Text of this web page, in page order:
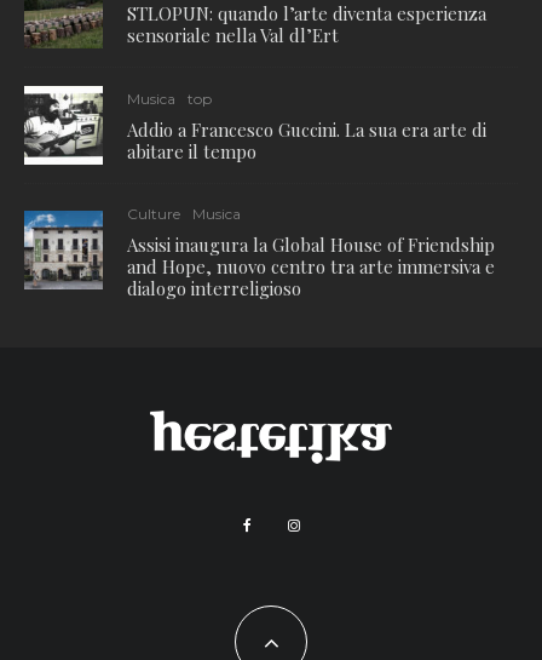
STLOPUN: quando l’arte diventa esperienza
sensoriale nella Val dl’Ert
Musica top
Addio a Francesco Guccini. La sua era arte di
abitare il tempo
Culture Musica
Assisi inaugura la Global House of Friendship
and Hope, nuovo centro tra arte immersiva e
dialogo interreligioso